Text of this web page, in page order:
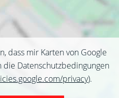
dass mir Karten von Google
die Datenschutzbedingungen
privacy).